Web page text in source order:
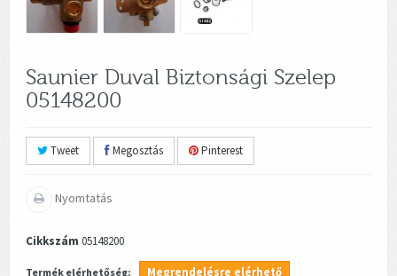
Saunier Duval Biztonsági Szelep
05148200
Tweet Megosztás Pinterest
Nyomtatás
Cikkszám 05148200
Termék elérhetőség: Megrendelésre elérhető